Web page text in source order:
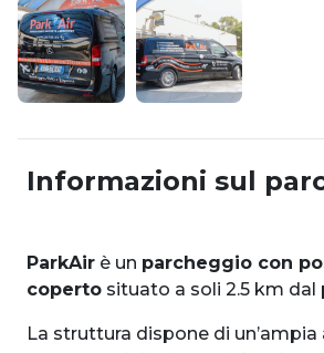
Informazioni sul
ParkAir è un parcheggio con
coperto situato a soli 2.5 km dal
La struttura dispone di